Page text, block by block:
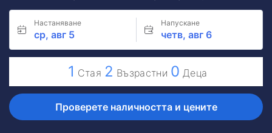
Настаняване
ср, авг 5
Напускане
четв, авг 6
1 Стая 2 Възрастни 0 Деца
Проверете наличността и цените